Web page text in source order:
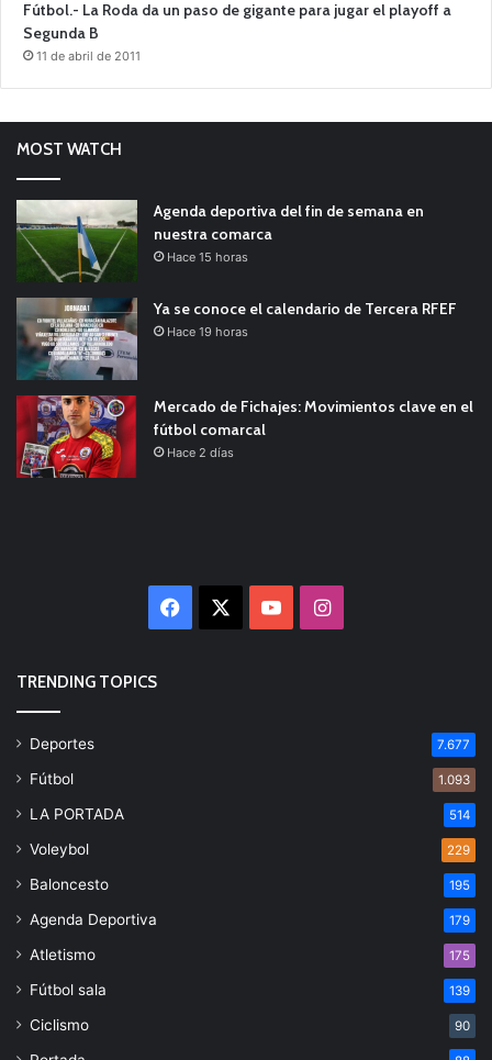
Fútbol.- La Roda da un paso de gigante para jugar el playoff a
Segunda B
11 de abril de 2011
MOST WATCH
Agenda deportiva del fin de semana en
nuestra comarca
Hace 15 horas
Ya se conoce el calendario de Tercera RFEF
Hace 19 horas
Mercado de Fichajes: Movimientos clave en el
fútbol comarcal
Hace 2 días
Facebook YouTubeInstagram
TRENDING TOPICS
Deportes 7.677
Fútbol 1.093
LA PORTADA 514
Voleybol 229
Baloncesto 195
Agenda Deportiva 179
Atletismo 175
Fútbol sala 139
Ciclismo 90